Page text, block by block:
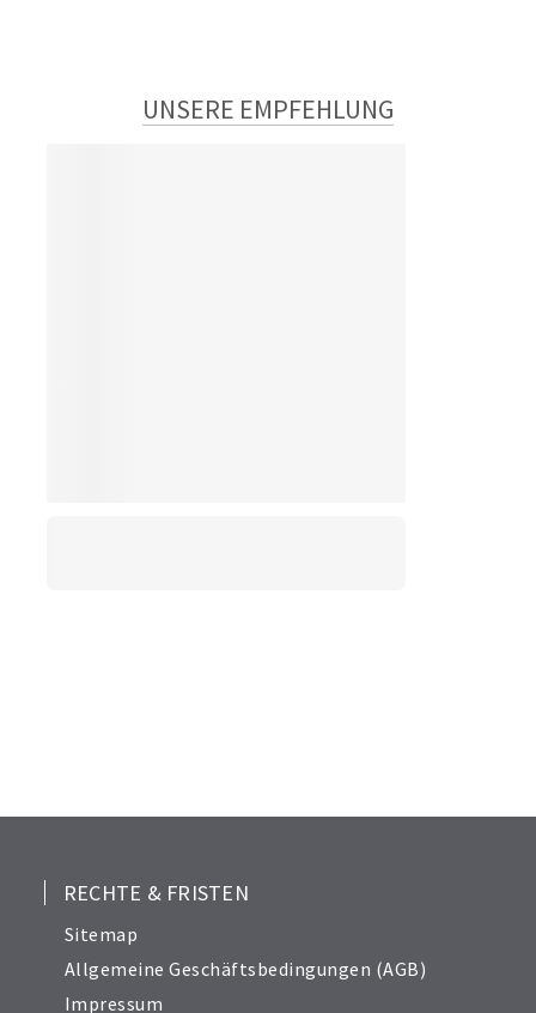
UNSERE EMPFEHLUNG
RECHTE & FRISTEN
Sitemap
Allgemeine Geschäftsbedingungen (AGB)
Impressum